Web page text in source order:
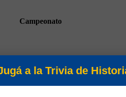
Campeonato
a la Trivia de